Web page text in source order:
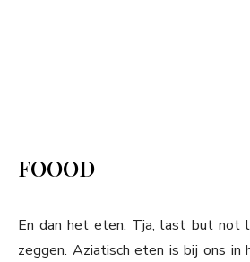
FOOOD
En dan het eten. Tja, last but not
zeggen. Aziatisch eten is bij ons